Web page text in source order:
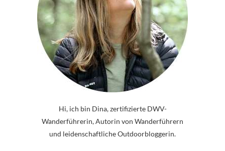
Hi, ich bin Dina, zertifizierte DWV-
Wanderführerin, Autorin von Wanderführern
und leidenschaftliche Outdoorbloggerin.